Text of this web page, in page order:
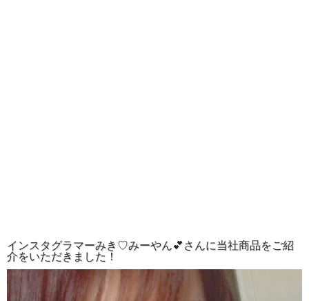
インスタグラマーみき♡みーやん💕さんに当社商品をご紹
介をいただきました！